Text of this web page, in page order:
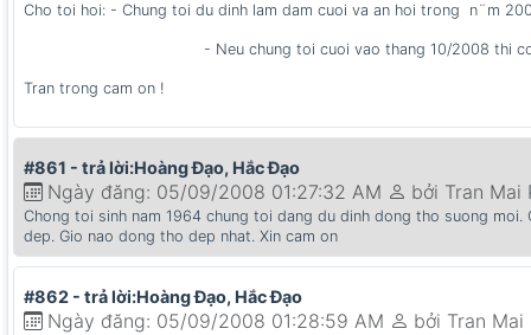
Cho toi hoi: - Chung toi du dinh lam dam cuoi va an hoi trong n¨m
- Neu chung toi cuoi vao thang 10/2008 thi co
Tran trong cam on !
#861 - trả lời:Hoàng Đạo, Hắc Đạo
Ngày đăng: 05/09/2008 01:27:32 AM bởi Tran Mai
Chong toi sinh nam 1964 chung toi dang du dinh dong tho suong
dep. Gio nao dong tho dep nhat. Xin cam on
#862 - trả lời:Hoàng Đạo, Hắc Đạo
Ngày đăng: 05/09/2008 01:28:59 AM bởi Tran Mai